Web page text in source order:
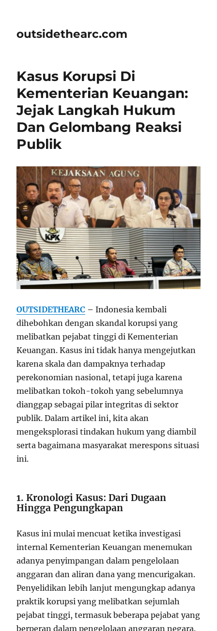
outsidethearc.com
Kasus Korupsi Di
Kementerian Keuangan:
Jejak Langkah Hukum
Dan Gelombang Reaksi
Publik
OUTSIDETHEARC –Indonesia kembali
dihebohkan dengan skandal korupsi yang
melibatkan pejabat tinggi di Kementerian
Keuangan. Kasus ini tidak hanya mengejutkan
karena skala dan dampaknya terhadap
perekonomian nasional, tetapi juga karena
melibatkan tokoh-tokoh yang sebelumnya
dianggap sebagai pilar integritas di sektor
publik. Dalam artikel ini, kita akan
mengeksplorasi tindakan hukum yang diambil
serta bagaimana masyarakat merespons situasi
ini.
1. Kronologi Kasus: Dari Dugaan
Hingga Pengungkapan
Kasus ini mulai mencuat ketika investigasi
internal Kementerian Keuangan menemukan
adanya penyimpangan dalam pengelolaan
anggaran dan aliran dana yang mencurigakan.
Penyelidikan lebih lanjut mengungkap adanya
praktik korupsi yang melibatkan sejumlah
pejabat tinggi, termasuk beberapa pejabat yang
berperan dalam pengelolaan anggaran negara.